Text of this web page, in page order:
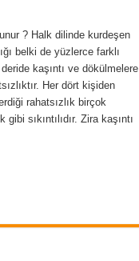
? Halk dilinde kurdeşen
belki de yüzlerce farklı
kaşıntı ve dökülmelere
Her dört kişiden
rahatsızlık birçok
gibi sıkıntılıdır. Zira kaşıntı